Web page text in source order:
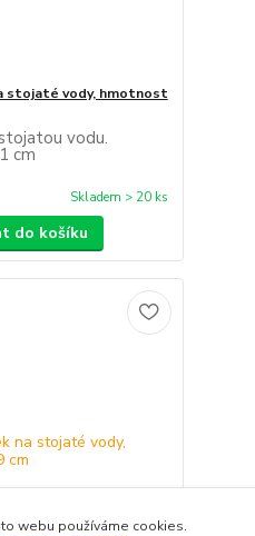
stojaté vody, hmotnost
vodu.
cm
Skladem > 20 ks
do košíku
webu používáme cookies.